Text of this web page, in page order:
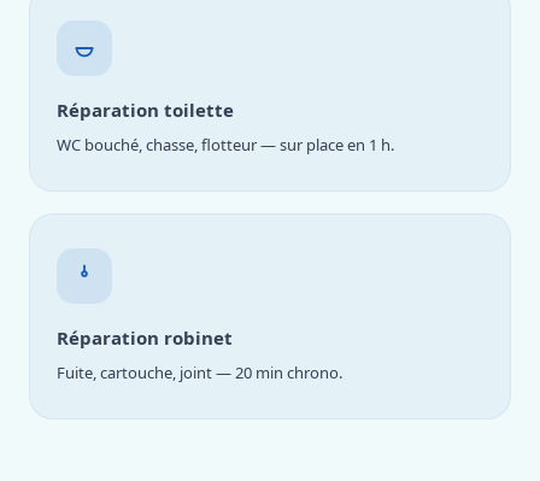
Réparation toilette
WC bouché, chasse, flotteur — sur place en 1 h.
Réparation robinet
Fuite, cartouche, joint — 20 min chrono.